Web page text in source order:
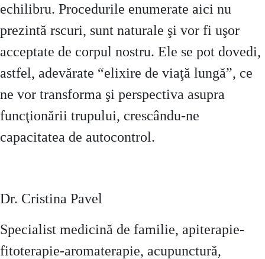
echilibru. Procedurile enumerate aici nu
prezintă rscuri, sunt naturale şi vor fi uşor
acceptate de corpul nostru. Ele se pot dovedi,
astfel, adevărate “elixire de viaţă lungă”, ce
ne vor transforma şi perspectiva asupra
funcţionării trupului, crescându-ne
capacitatea de autocontrol.
Dr. Cristina Pavel
Specialist medicină de familie, apiterapie-
fitoterapie-aromaterapie, acupunctură,